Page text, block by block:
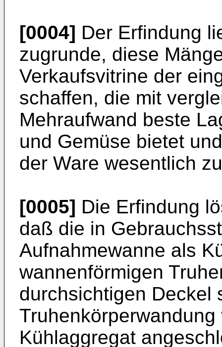
[0004] Der Erfindung
zugrunde, diese
Verkaufsvitrine der
schaffen, die mit
Mehraufwand beste
und Gemüse bietet
der Ware wesentlich
[0005] Die Erfindung
daß die in
Aufnahmewanne als
wannenförmigen
durchsichtigen Deckel
Kühlaggregat